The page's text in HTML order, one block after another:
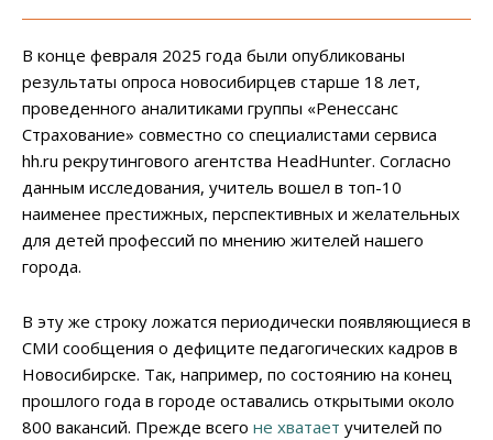
В конце февраля 2025 года были опубликованы
результаты опроса новосибирцев старше 18 лет,
проведенного аналитиками группы «Ренессанс
Страхование» совместно со специалистами сервиса
hh.ru рекрутингового агентства HeadHunter. Согласно
данным исследования, учитель вошел в топ-10
наименее престижных, перспективных и желательных
для детей профессий по мнению жителей нашего
города.
В эту же строку ложатся периодически появляющиеся в
СМИ сообщения о дефиците педагогических кадров в
Новосибирске. Так, например, по состоянию на конец
прошлого года в городе оставались открытыми около
800 вакансий. Прежде всего не хватает учителей по